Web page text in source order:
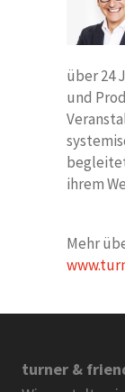
über 24
und
ihrem
Mehr
turner &